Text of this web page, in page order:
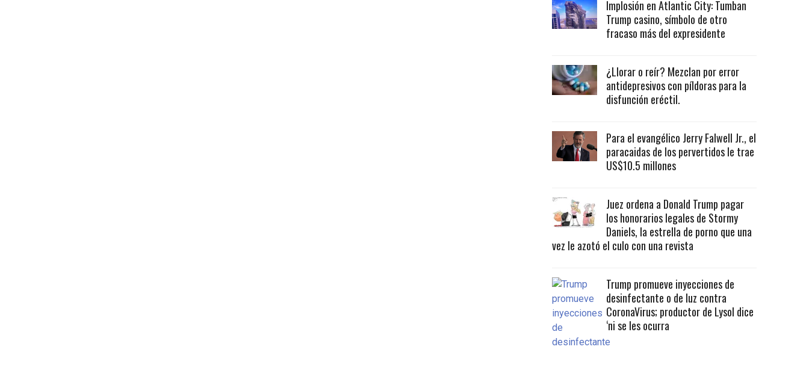
Implosión en Atlantic City: Tumban
Trump casino, símbolo de otro
fracaso más del expresidente
¿Llorar o reír? Mezclan por error
antidepresivos con píldoras para la
disfunción eréctil.
Para el evangélico Jerry Falwell Jr., el
paracaidas de los pervertidos le trae
US$10.5 millones
Juez ordena a Donald Trump pagar
los honorarios legales de Stormy
Daniels, la estrella de porno que una
vez le azotó el culo con una revista
Trump promueve inyecciones de
desinfectante o de luz contra
CoronaVirus; productor de Lysol dice
‘ni se les ocurra